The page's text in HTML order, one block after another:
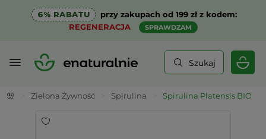
6% RABATU
przy zakupach od 199 zł z kodem:
REGENERACJA
SPRAWDZAM
Szukaj
Zielona Żywność Spirulina Spirulina Platensis BIO